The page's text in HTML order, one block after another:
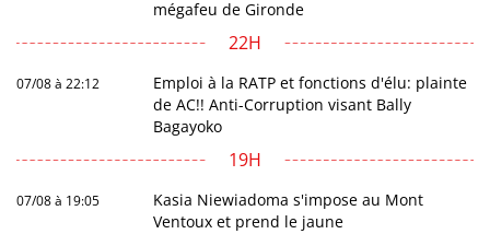
mégafeu de Gironde
22H
07/08 à 22:12
Emploi à la RATP et fonctions d'élu: plainte
de AC!! Anti-Corruption visant Bally
Bagayoko
19H
07/08 à 19:05
Kasia Niewiadoma s'impose au Mont
Ventoux et prend le jaune